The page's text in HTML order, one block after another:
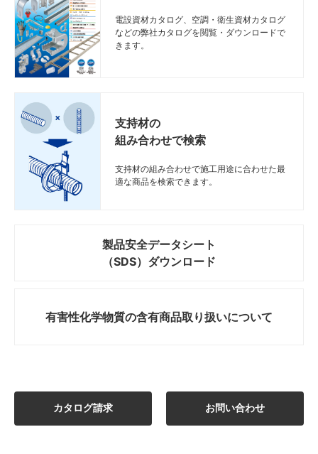
電設資材カタログ、空調・衛生資材カタログ
などの弊社カタログを閲覧・ダウンロードで
きます。
支持材の
組み合わせで検索
支持材の組み合わせで施工用途に合わせた最
適な商品を検索できます。
製品安全データシート
（SDS）ダウンロード
有害性化学物質の含有商品取り扱いについて
カタログ請求 お問い合わせ